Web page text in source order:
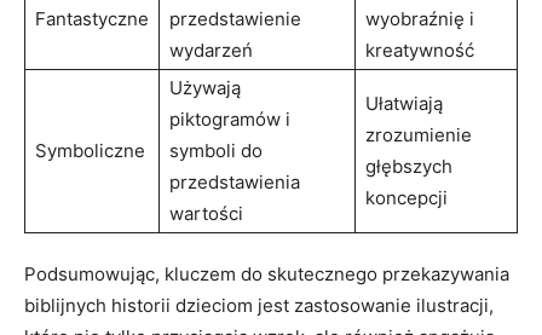
Fantastyczne
przedstawienie
wydarzeń
wyobraźnię i
kreatywność
Symboliczne
Używają
piktogramów i
symboli do
przedstawienia
wartości
Ułatwiają
zrozumienie
głębszych
koncepcji
Podsumowując, kluczem do skutecznego przekazywania
biblijnych historii dzieciom jest zastosowanie ilustracji,